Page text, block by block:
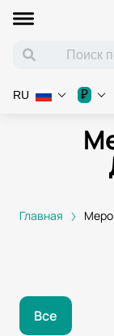
RU ₽
Главная
Все